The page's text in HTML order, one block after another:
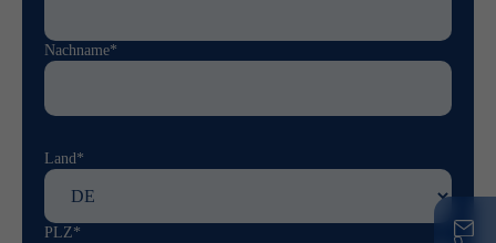
Nachname*
Land*
PLZ*